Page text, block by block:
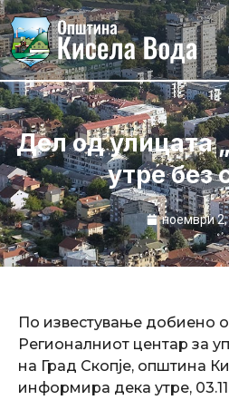
Skip
to
content
Дел од улицата
утре без
ноември 2,
По известување добиено
Регионалниот центар за
на Град Скопје, општина
информира дека утре,